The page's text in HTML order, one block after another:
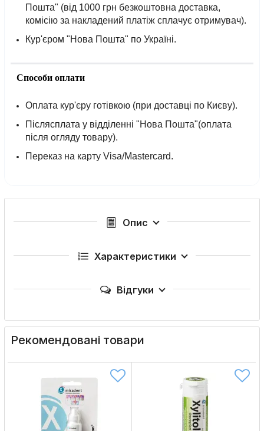
Пошта" (від 1000 грн безкоштовна доставка,
комісію за накладений платіж сплачує отримувач).
Кур'єром "Нова Пошта" по Україні.
Способи оплати
Оплата кур'єру готівкою (при доставці по Києву).
Післясплата у відділенні "Нова Пошта"(оплата
після огляду товару).
Переказ на карту Visa/Mastercard.
Опис
Характеристики
Відгуки
Рекомендовані товари